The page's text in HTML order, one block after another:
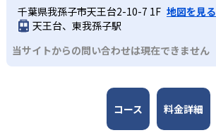
千葉県我孫子市天王台2-10-7 1F 地図を見る
天王台、東我孫子駅
当サイトからの問い合わせは現在できません
コース 料金詳細